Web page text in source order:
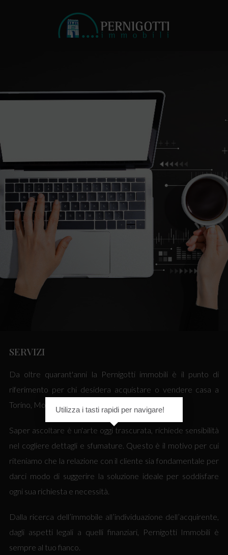
SERVIZI
Da oltre quarant'anni la Pernigotti immobili è il punto di
riferimento per chi desidera acquistare o vendere casa a
Torino, Moncalieri e zone limitrofe.
Saper ascoltare è un'arte oggi trascurata, richiede sensibilità
nel cogliere dettagli e sfumature. Questo è il motivo per cui
riteniamo che la relazione con il cliente sia fondamentale per
darci modo di suggerire la soluzione ideale per soddisfare
ogni sua richiesta e necessità.
Dalla ricerca dell’immobile all’individuazione dell’acquirente,
dagli aspetti legali a quelli finanziari, Pernigotti Immobili è
sempre al tuo fianco.
Utilizza i tasti rapidi per navigare!